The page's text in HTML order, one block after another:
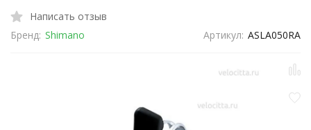
Написать отзыв
Бренд: Shimano Артикул: ASLA050RA